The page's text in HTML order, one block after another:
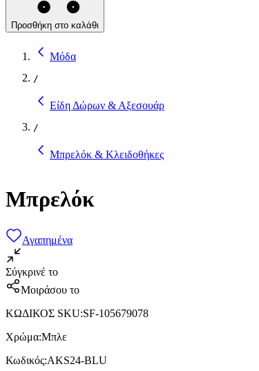
Προσθήκη στο καλάθι
Μόδα
/
Είδη Δώρων & Αξεσουάρ
/
Μπρελόκ & Κλειδοθήκες
Μπρελόκ
Αγαπημένα
Σύγκρινέ το
Μοιράσου το
ΚΩΔΙΚΟΣ SKU:SF-105679078
Χρώμα:Μπλε
Κωδικός:AKS24-BLU